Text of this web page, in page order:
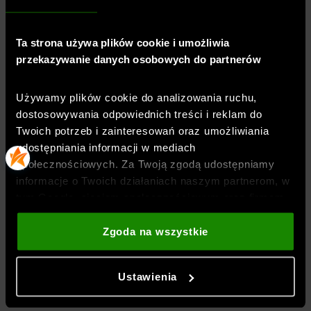
Ta strona używa plików cookie i umożliwia
przekazywanie danych osobowych do partnerów
Używamy plików cookie do analizowania ruchu,
dostosowywania odpowiednich treści i reklam do
Twoich potrzeb i zainteresowań oraz umożliwiania
udostępniania informacji w mediach
społecznościowych. Za Twoją zgodą udostępniamy
informacje o Twoich działaniach naszym partnerom, w
zajmującym się reklamą i analityką internetową. Nasi
partnerzy mogą łączyć te informacje z innymi, które
podajesz poza tą stroną internetową, a także z
Ciebie z ich usług. Za Twoją zgodą możemy również
przekazywać do naszych partnerów Twoje dane
Zgoda na wszystkie
Ustawienia
Symbol : 4FWSS26TFTIF404-32S
TECHNOLOGIE
OPINIE
ZWROTY I REKLAMACJE
BEZPIECZEŃSTWO PRODUKTU